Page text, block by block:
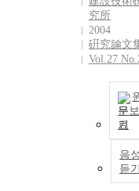
究所
2004
硏究論文
Vol.27
문보
기
음
듣